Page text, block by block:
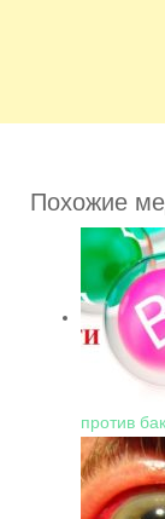
Похожие
против